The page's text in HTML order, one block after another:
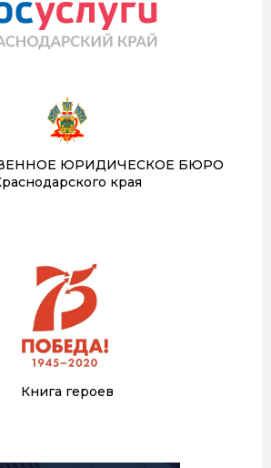
ЮРИДИЧЕСКОЕ БЮРО
края
Книга героев